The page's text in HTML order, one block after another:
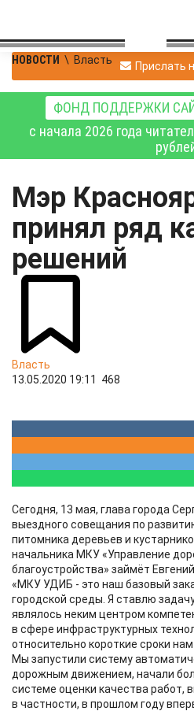
НОВОСТИ \ Власть Прислать
ФОНД ПОДДЕРЖКИ
с начала 2026 года
Мэр
принял ряд
решений
Власть
13.05.2020 19:11
468
Сегодня, 13 мая, глава города
выездного совещания по
питомника деревьев и
начальника МКУ «Управление
благоустройства» займёт
«МКУ УДИБ - это наш базовый
городской среды. Я ставлю
являлось неким центром
в сфере инфраструктурных
относительно короткие сроки
Мы запустили систему
дорожным движением, начали
системе оценки качества работ,
в частности, в прошлом году